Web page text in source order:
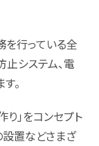
を行っている全
システム、電
。
」をコンセプト
置などさまざ